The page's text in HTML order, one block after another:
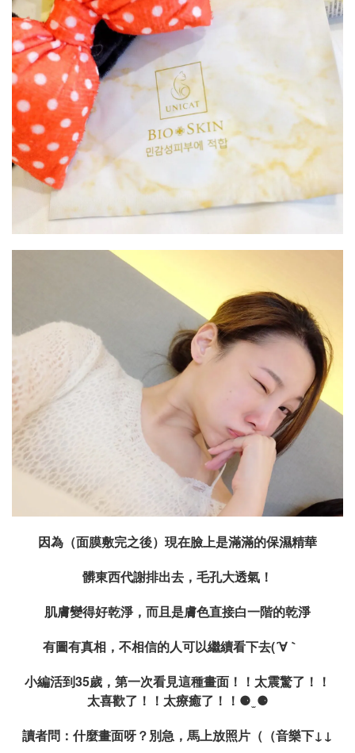
因為（面膜敷完之後）現在臉上是滿滿的保濕精華
髒東西代謝排出去，毛孔大透氣！
肌膚變得好乾淨，而且是膚色直接白一階的乾淨
有圖有真相，不相信的人可以繼續看下去(´∀｀ゞ
小編活到35歲，第一次看見這種畫面！！太震驚了！！
太喜歡了！！太療癒了！！⚈ ̫ ⚈
讀者問：什麼畫面呀？別急，馬上放照片（（音樂下↓↓